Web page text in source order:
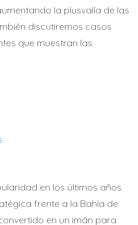
la plusvalía de las
discutiremos casos
que muestran las
en los últimos años
frente a la Bahía de
en un imán para